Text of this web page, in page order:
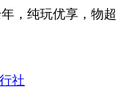
，纯玩优享，物超
社